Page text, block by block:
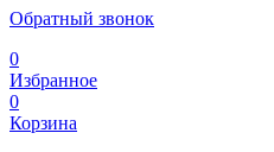
Обратный звонок
0
Избранное
0
Корзина